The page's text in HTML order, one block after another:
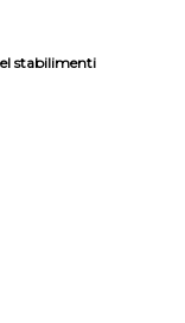
stabilimenti